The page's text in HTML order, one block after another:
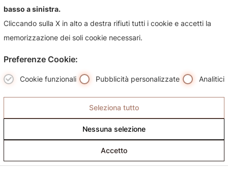
Contattaci per qualsiasi informazioni sul nostro negozio e i
suoi prodotti, sarà nostra premura risponderti più
celermente possibile.
basso a sinistra.
Cliccando sulla X in alto a destra rifiuti tutti i cookie e accetti la
memorizzazione dei soli cookie necessari.
Preferenze Cookie:
Cookie funzionali Pubblicità personalizzate Analitici
Seleziona tutto
Nessuna selezione
Accetto